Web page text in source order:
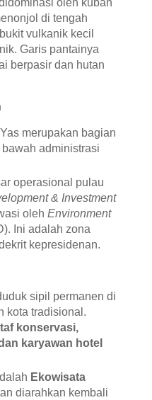
oleh kubah
di tengah
vulkanik kecil
Garis pantainya
berpasir dan hutan
merupakan bagian
administrasi
operasional pulau
& Investment
oleh Environment
Ini adalah zona
kepresidenan.
sipil permanen di
kota tradisional.
konservasi,
karyawan hotel
Ekowisata
diarahkan kembali